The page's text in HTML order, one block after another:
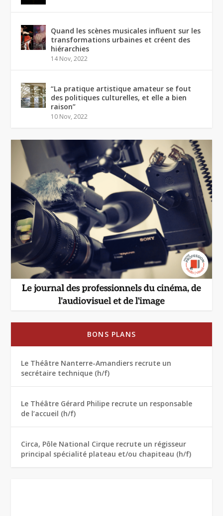
Quand les scènes musicales influent sur les
transformations urbaines et créent des
hiérarchies
14 Nov, 2022
“La pratique artistique amateur se fout
des politiques culturelles, et elle a bien
raison”
10 Nov, 2022
BONS PLANS
Le Théâtre Nanterre-Amandiers recrute un
secrétaire technique (h/f)
Le Théâtre Gérard Philipe recrute un responsable
de l’accueil (h/f)
Circa, Pôle National Cirque recrute un régisseur
principal spécialité plateau et/ou chapiteau (h/f)